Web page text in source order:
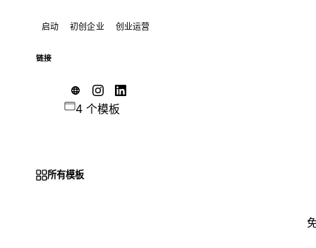
启动 初创企业 创业运营
链接
4 个模板
所有模板